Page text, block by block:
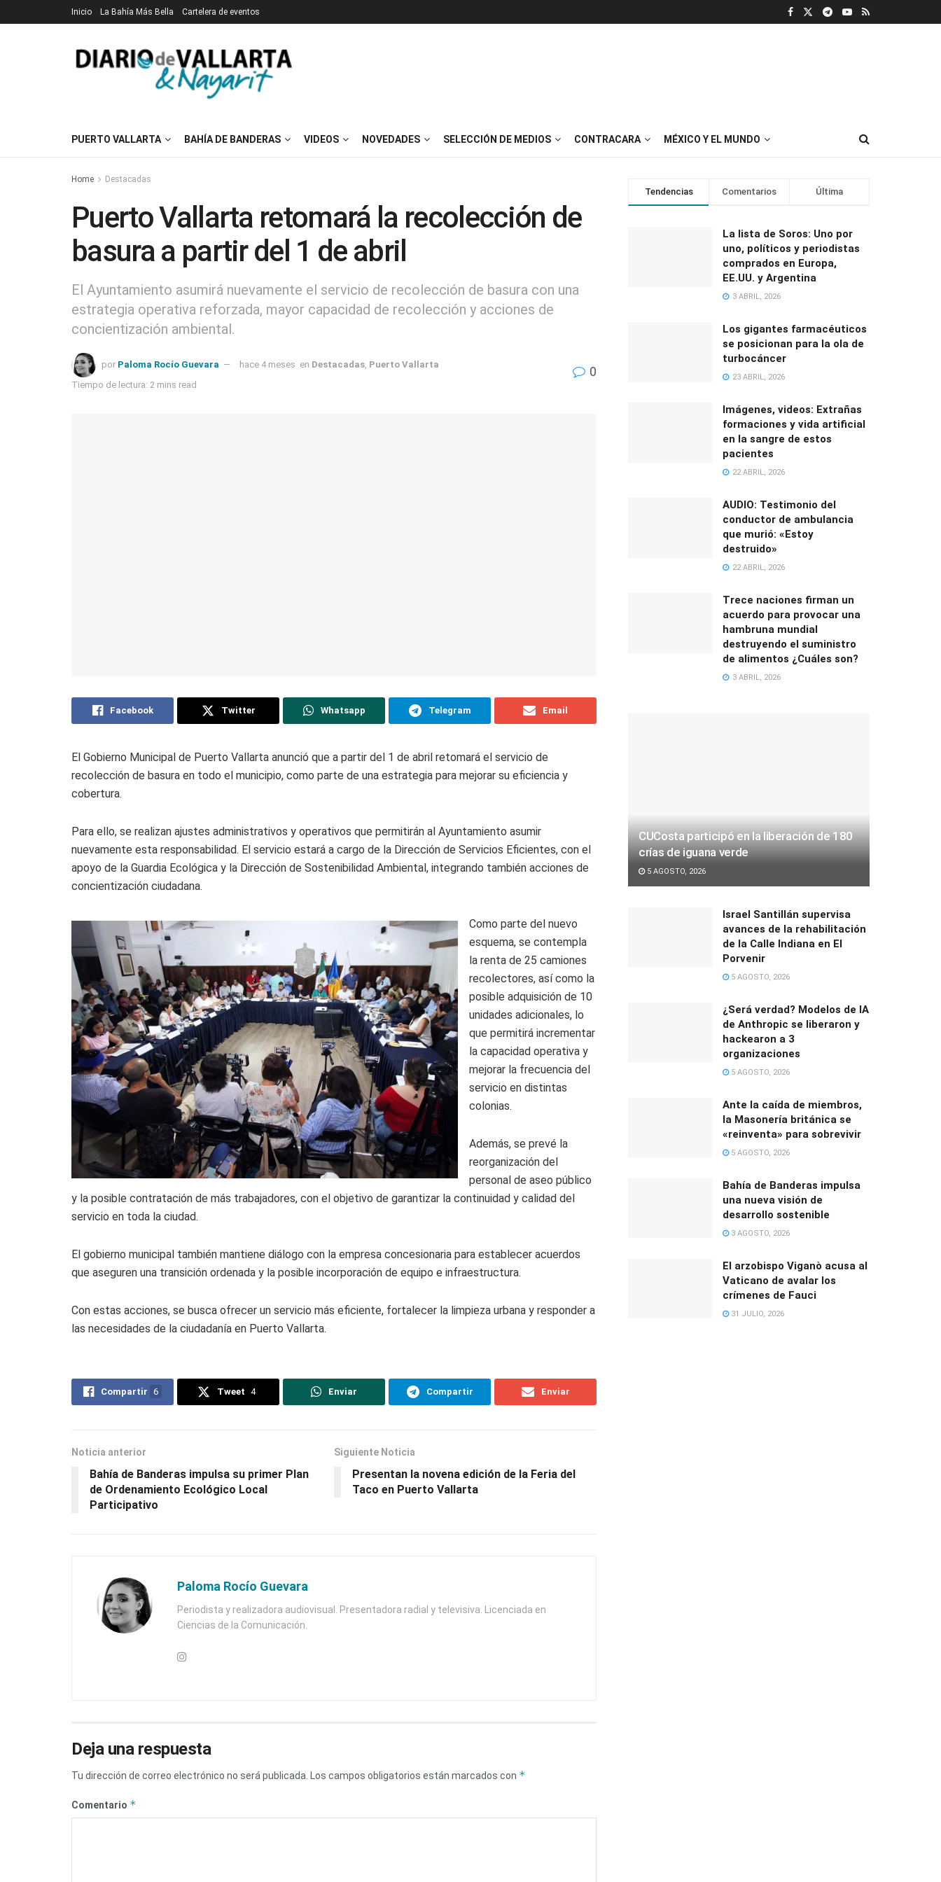
Inicio La Bahía Más Bella Cartelera de eventos
PUERTO VALLARTA BAHÍA DE BANDERAS VIDEOS NOVEDADES SELECCIÓN DE MEDIOS CONTRACARA MÉXICO Y EL MUNDO
Home Destacadas
Puerto Vallarta retomará la recolección de
basura a partir del 1 de abril
El Ayuntamiento asumirá nuevamente el servicio de recolección de basura con una
estrategia operativa reforzada, mayor capacidad de recolección y acciones de
concientización ambiental.
por Paloma Rocío Guevara hace 4 meses en Destacadas Puerto Vallarta
Tiempo de lectura: 2 mins read
0
Facebook Twitter Whatsapp Telegram Email
El Gobierno Municipal de Puerto Vallarta anunció que a partir del 1 de abril retomará el servicio de
recolección de basura en todo el municipio, como parte de una estrategia para mejorar su eficiencia y
cobertura.
Para ello, se realizan ajustes administrativos y operativos que permitirán al Ayuntamiento asumir
nuevamente esta responsabilidad. El servicio estará a cargo de la Dirección de Servicios Eficientes, con el
apoyo de la Guardia Ecológica y la Dirección de Sostenibilidad Ambiental, integrando también acciones de
concientización ciudadana.
Como parte del nuevo
esquema, se contempla
la renta de 25 camiones
recolectores, así como la
posible adquisición de 10
unidades adicionales, lo
que permitirá incrementar
la capacidad operativa y
mejorar la frecuencia del
servicio en distintas
colonias.
Además, se prevé la
reorganización del
personal de aseo público
y la posible contratación de más trabajadores, con el objetivo de garantizar la continuidad y calidad del
servicio en toda la ciudad.
El gobierno municipal también mantiene diálogo con la empresa concesionaria para establecer acuerdos
que aseguren una transición ordenada y la posible incorporación de equipo e infraestructura.
Con estas acciones, se busca ofrecer un servicio más eficiente, fortalecer la limpieza urbana y responder a
las necesidades de la ciudadanía en Puerto Vallarta.
Compartir 6 Tweet 4 Enviar Compartir Enviar
Noticia anterior
Bahía de Banderas impulsa su primer Plan
de Ordenamiento Ecológico Local
Participativo
Siguiente Noticia
Presentan la novena edición de la Feria del
Taco en Puerto Vallarta
Paloma Rocío Guevara
Periodista y realizadora audiovisual. Presentadora radial y televisiva. Licenciada en
Ciencias de la Comunicación.
Deja una respuesta
Tu dirección de correo electrónico no será publicada. Los campos obligatorios están marcados con *
Comentario *
Tendencias Comentarios Última
La lista de Soros: Uno por
uno, políticos y periodistas
comprados en Europa,
EE.UU. y Argentina
3 ABRIL, 2026
Los gigantes farmacéuticos
se posicionan para la ola de
turbocáncer
23 ABRIL, 2026
Imágenes, videos: Extrañas
formaciones y vida artificial
en la sangre de estos
pacientes
22 ABRIL, 2026
AUDIO: Testimonio del
conductor de ambulancia
que murió: «Estoy
destruido»
22 ABRIL, 2026
Trece naciones firman un
acuerdo para provocar una
hambruna mundial
destruyendo el suministro
de alimentos ¿Cuáles son?
3 ABRIL, 2026
CUCosta participó en la liberación de 180
crías de iguana verde
5 AGOSTO, 2026
Israel Santillán supervisa
avances de la rehabilitación
de la Calle Indiana en El
Porvenir
5 AGOSTO, 2026
¿Será verdad? Modelos de IA
de Anthropic se liberaron y
hackearon a 3
organizaciones
5 AGOSTO, 2026
Ante la caída de miembros,
la Masonería británica se
«reinventa» para sobrevivir
5 AGOSTO, 2026
Bahía de Banderas impulsa
una nueva visión de
desarrollo sostenible
3 AGOSTO, 2026
El arzobispo Viganò acusa al
Vaticano de avalar los
crímenes de Fauci
31 JULIO, 2026